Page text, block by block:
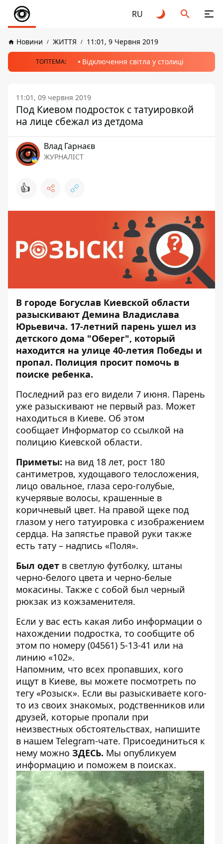
RU
Новини ЖИТТЯ 11:01, 9 Червня 2019
ТОПТЕМА: Відключення світла у столиці
11:01, 09 червня 2019
Под Киевом подросток с татуировкой
на лице сбежал из детдома
Влад Гарнаєв
ЖУРНАЛІСТ
👍
В городе Богуслав Киевской области
разыскивают Демина Владислава
Юрьевича. 17-летний парень ушел из
детского дома "Оберег", который
находится на улице 40-летия Победы и
пропал. Полиция просит помочь в
поиске ребенка.
Последний раз его видели 7 июня. Парень
уже разыскивают не первый раз. Может
находиться в Киеве. Об этом
сообщает Информатор со ссылкой на
полицию Киевской области.
Приметы: на вид 18 лет, рост 180
сантиметров, худощавого телосложения,
лицо овальное, глаза серо-голубые,
кучерявые волосы, крашенные в
коричневый цвет. На правой щеке под
глазом у него татуировка с изображением
сердца. На запястье правой руки также
есть тату – надпись «Поля».
Был одет в светлую футболку, штаны
черно-белого цвета и черно-белые
мокасины. Также с собой был черный
рюкзак из кожзаменителя.
Если у вас есть какая либо информации о
нахождении подростка, то сообщите об
этом по номеру (04561) 5-13-41 или на
линию «102».
Напомним, что всех пропавших, кого
ищут в Киеве, вы можете посмотреть по
тегу «Розыск». Если вы разыскиваете кого-
то из своих знакомых, родственников или
друзей, которые пропали при
неизвестных обстоятельствах, напишите
в нашем Telegram-чате. Присоединиться к
нему можно ЗДЕСЬ. Мы опубликуем
информацию и поможем в поисках.